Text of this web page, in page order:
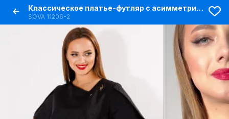
Классическое платье-футляр с асимметричным вырезом
SOVA 11206-2